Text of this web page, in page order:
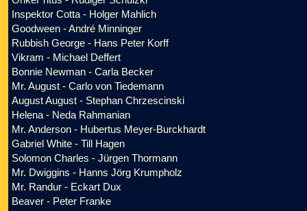
Inspektor Cotta - Holger Mahlich
Goodween - André Minninger
Rubbish George - Hans Peter Korff
Vikram - Michael Deffert
Bonnie Newman - Carla Becker
Mr. August - Carlo von Tiedemann
August August - Stephan Chrzescinski
Helena - Neda Rahmanian
Mr. Anderson - Hubertus Meyer-Burckhardt
Gabriel White - Till Hagen
Solomon Charles - Jürgen Thormann
Mr. Dwiggins - Hanns Jörg Krumpholz
Mr. Randur - Eckart Dux
Beaver - Peter Franke